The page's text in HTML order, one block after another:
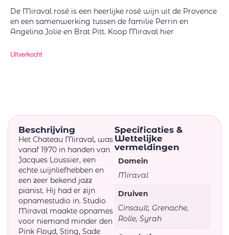
De Miraval rosé is een heerlijke rosé wijn uit de Provence
en een samenwerking tussen de familie Perrin en
Angelina Jolie en Brat Pitt. Koop Miraval hier
Uitverkocht
Beschrijving
Het Chateau Miraval, was
vanaf 1970 in handen van
Jacques Loussier, een
echte wijnliefhebben en
een zeer bekend jazz
pianist. Hij had er zijn
opnamestudio in. Studio
Miraval maakte opnames
voor niemand minder den
Pink Floyd, Sting, Sade
Specificaties &
Wettelijke
vermeldingen
Domein
Miraval
Druiven
Cinsault, Grenache,
Rolle, Syrah